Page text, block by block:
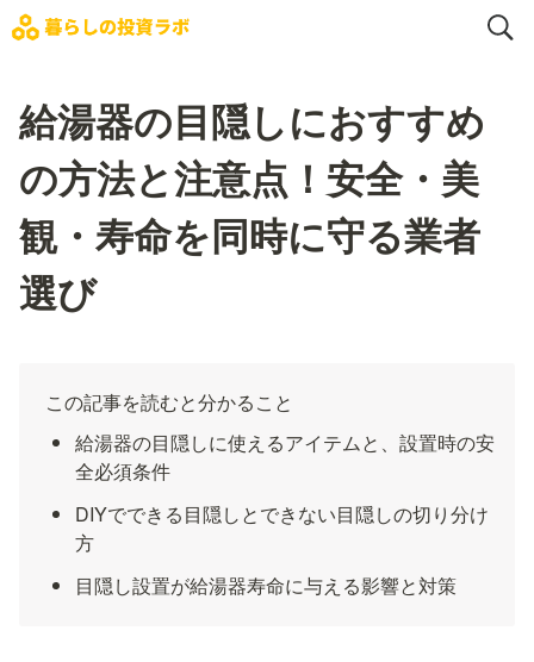
給湯器の目隠しにおすすめ
の方法と注意点！安全・美
観・寿命を同時に守る業者
選び
この記事を読むと分かること
給湯器の目隠しに使えるアイテムと、設置時の安
全必須条件
DIYでできる目隠しとできない目隠しの切り分け
方
目隠し設置が給湯器寿命に与える影響と対策